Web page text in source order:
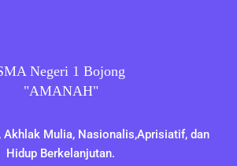
Negeri 1 Bojong
"AMANAH"
Akhlak Mulia, Nasionalis,Aprisiatif, dan
Hidup Berkelanjutan.